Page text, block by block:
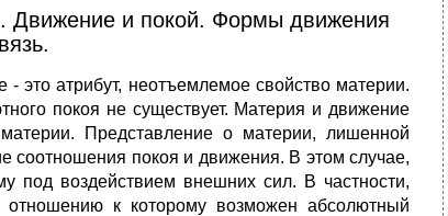
Движение и покой. Формы движения
атрибут, неотъемлемое свойство материи.
покоя не существует. Материя и движение
Представление о материи, лишенной
соотношения покоя и движения. В этом случае,
под воздействием внешних сил. В частности,
отношению к которому возможен абсолютный